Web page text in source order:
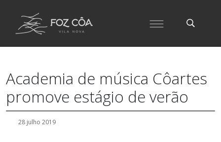
Academia de música Côartes
promove estágio de verão
28 julho 2019